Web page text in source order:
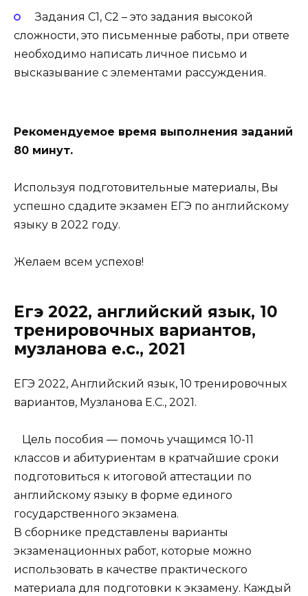
Задания C1, C2 – это задания высокой
сложности, это письменные работы, при ответе
необходимо написать личное письмо и
высказывание с элементами рассуждения.
Рекомендуемое время выполнения заданий
80 минут.
Используя подготовительные материалы, Вы
успешно сдадите экзамен ЕГЭ по английскому
языку в 2022 году.
Желаем всем успехов!
Егэ 2022, английский язык, 10
тренировочных вариантов,
музланова е.с., 2021
ЕГЭ 2022, Английский язык, 10 тренировочных
вариантов, Музланова Е.С., 2021.
Цель пособия — помочь учащимся 10-11
классов и абитуриентам в кратчайшие сроки
подготовиться к итоговой аттестации по
английскому языку в форме единого
государственного экзамена.
В сборнике представлены варианты
экзаменационных работ, которые можно
использовать в качестве практического
материала для подготовки к экзамену. Каждый